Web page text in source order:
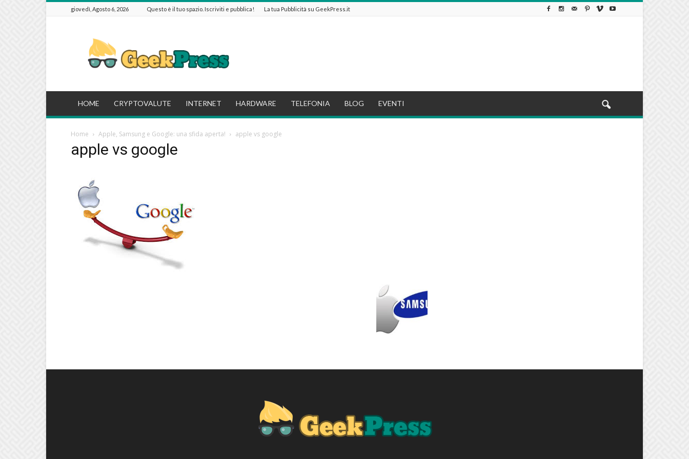
giovedì, Agosto 6, 2026 Questo è il tuo spazio. Iscriviti e pubblica! La tua Pubblicità su GeekPress.it
HOME CRYPTOVALUTE INTERNET HARDWARE TELEFONIA BLOG EVENTI
Home Apple, Samsung e Google: una sfida aperta! apple vs google
apple vs google